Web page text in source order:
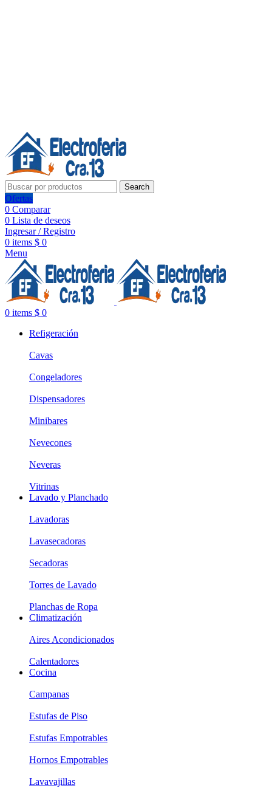
Search
Ofertas
0 Comparar
0 Lista de deseos
Ingresar / Registro
0 items $ 0
Menu
0 items $ 0
Refigeración
Cavas
Congeladores
Dispensadores
Minibares
Nevecones
Neveras
Vitrinas
Lavado y Planchado
Lavadoras
Lavasecadoras
Secadoras
Torres de Lavado
Planchas de Ropa
Climatización
Aires Acondicionados
Calentadores
Cocina
Campanas
Estufas de Piso
Estufas Empotrables
Hornos Empotrables
Lavavajillas